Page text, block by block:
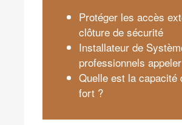
Protéger les accès
clôture de sécurité
Installateur de
professionnels
Quelle est la capacité
fort ?